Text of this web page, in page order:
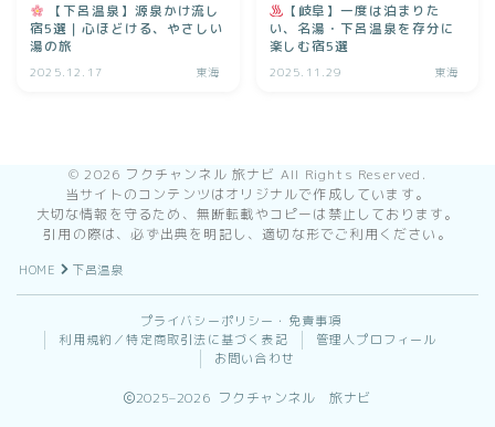
【下呂温泉】源泉かけ流し
宿5選｜心ほどける、やさしい
湯の旅
2025.12.17 東海
【岐阜】一度は泊まりた
い、名湯・下呂温泉を存分に
楽しむ宿5選
2025.11.29 東海
©️ 2026 フクチャンネル 旅ナビ All Rights Reserved.
当サイトのコンテンツはオリジナルで作成しています。
大切な情報を守るため、無断転載やコピーは禁止しております。
引用の際は、必ず出典を明記し、適切な形でご利用ください。
HOME 下呂温泉
プライバシーポリシー・免責事項
利用規約／特定商取引法に基づく表記
管理人プロフィール
お問い合わせ
2025–2026 フクチャンネル 旅ナビ